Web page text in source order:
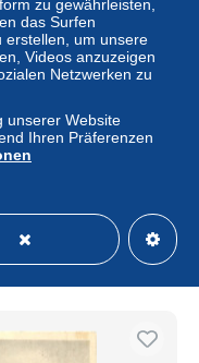
Gewerblicher Händler
zu gewährleisten,
das Surfen
erstellen, um unsere
Videos anzuzeigen
Netzwerken zu
unserer Website
Ihren Präferenzen